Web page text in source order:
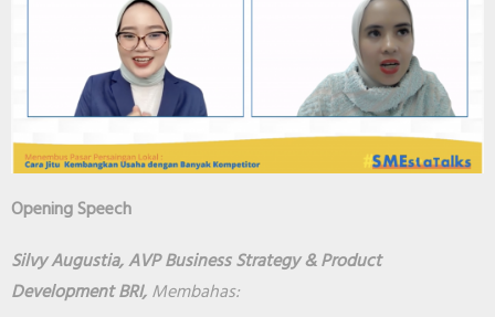
Opening Speech
Silvy Augustia, AVP Business Strategy & Product
Development BRI,Membahas: